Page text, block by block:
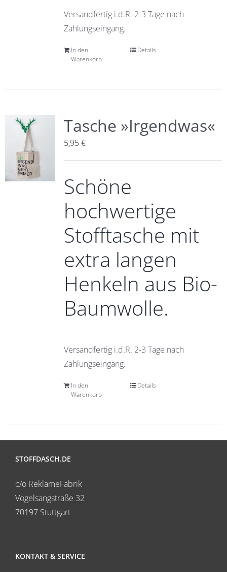
Versandfertig i.d.R. 2-3 Tage nach
Zahlungseingang.
In den
Warenkorb
Details
Tasche »Irgendwas«
5,95€
Schöne
hochwertige
Stofftasche mit
extra langen
Henkeln aus Bio-
Baumwolle.
Versandfertig i.d.R. 2-3 Tage nach
Zahlungseingang.
In den
Warenkorb
Details
STOFFDASCH.DE
c/o ReklameFabrik
Vogelsangstraße 32
70197 Stuttgart
KONTAKT & SERVICE